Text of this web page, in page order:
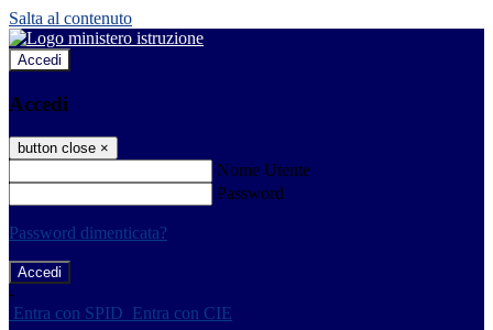
Salta al contenuto
Accedi
Accedi
button close ×
Nome Utente
Password
Password dimenticata?
-
Entra con SPID Entra con CIE